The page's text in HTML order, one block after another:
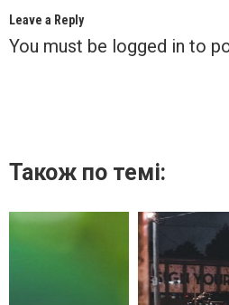
Leave a Reply
You must be logged in to
Також по темі: